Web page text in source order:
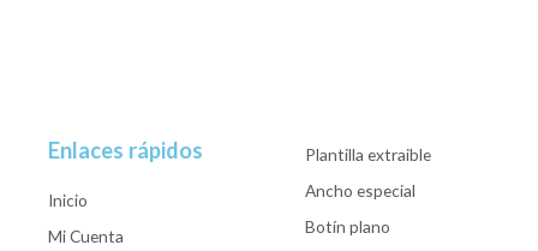
Enlaces rápidos
Inicio
Mi Cuenta
Plantilla extraible
Ancho especial
Botín plano